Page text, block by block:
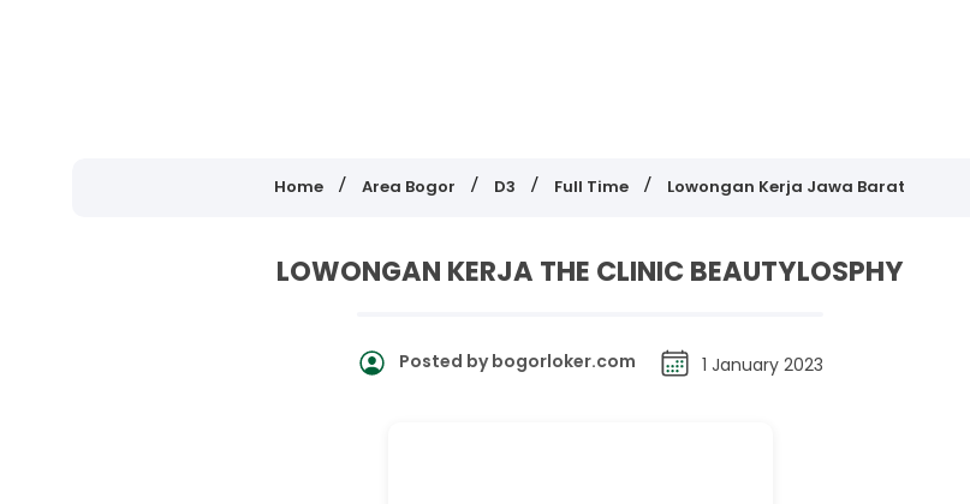
Home Area Bogor D3 Full Time Lowongan Kerja Jawa Barat
LOWONGAN KERJA THE CLINIC BEAUTYLOSPHY
Posted bybogorloker.com 1 January 2023